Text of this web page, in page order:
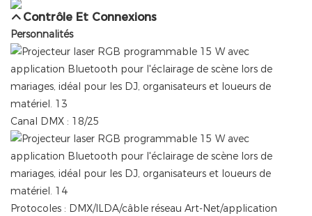
Contrôle Et Connexions
Personnalités
Canal DMX : 18/25
Protocoles : DMX/ILDA/câble réseau Art-Net/application